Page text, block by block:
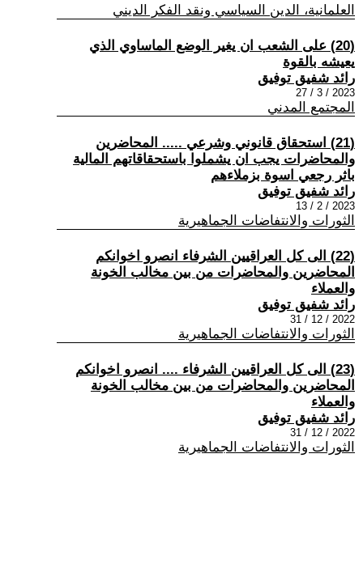
العلمانية، الدين السياسي ونقد الفكر الديني
(20) على الشعب ان يغير الوضع الماساوي الذي
يعيشه بالقوة
رائد شفيق توفيق
2023 / 3 / 27
المجتمع المدني
(21) استحقاق قانوني وشرعي ..... المحاضرين
والمحاضرات يجب ان يشملوا باستحقاقاتهم المالية
باثر رجعي اسوة بزملاءهم
رائد شفيق توفيق
2023 / 2 / 13
الثورات والانتفاضات الجماهيرية
(22) الى كل العراقيين الشرفاء انصرو اخوانكم
المحاضرين والمحاضرات من بين مخالب الخونة
والعملاء
رائد شفيق توفيق
2022 / 12 / 31
الثورات والانتفاضات الجماهيرية
(23) الى كل العراقيين الشرفاء .... انصرو اخوانكم
المحاضرين والمحاضرات من بين مخالب الخونة
والعملاء
رائد شفيق توفيق
2022 / 12 / 31
الثورات والانتفاضات الجماهيرية